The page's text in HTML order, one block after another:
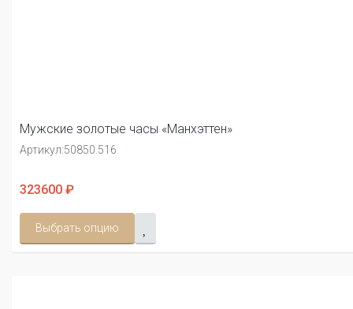
Мужские золотые часы «Манхэттен»
Артикул:50850.516
323600 ₽
Выбрать опцию